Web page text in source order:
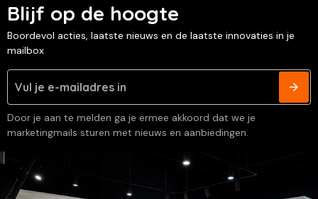
Blijf op de hoogte
Boordevol acties, laatste nieuws en de laatste innovaties in je
mailbox
Door je aan te melden ga je ermee akkoord dat we je
marketingmails sturen met nieuws en aanbiedingen.